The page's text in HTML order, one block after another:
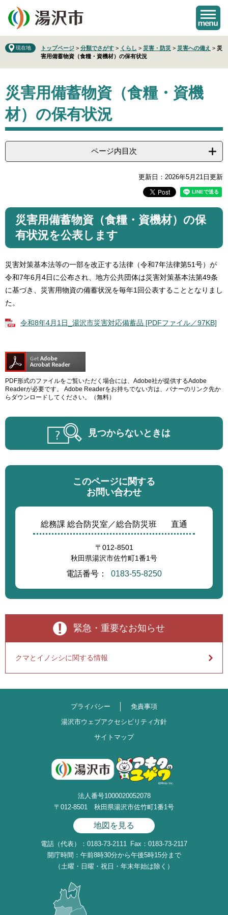
の
先
で
。
ー
を
ば
て
本
文
現在地 トップページ > 分類でさがす > くらし > 災害・防災 > 災害への備え > 災
害用備蓄物資（食糧・資機材）の保有状況
文
災害用備蓄物資（食糧・資機
材）の保有状況
ページ内目次
更新日：2026年5月21日更新
災害用備蓄物資（食糧・資機材）の保
有状況を公表します
災害対策基本法等の一部を改正する法律（令和7年法律第51号）が
令和7年6月4日に公布され、地方公共団体は災害対策基本法第49条
に基づき、災害用物資の備蓄状況を毎年1回公表することとなりまし
た。
令和8年4月1日_湯沢市災害対応備蓄品 [PDFファイル／97KB]
PDF形式のファイルをご覧いただく場合には、Adobe社が提供するAdobe
Readerが必要です。
Adobe Readerをお持ちでない方は、バナーのリンク先か
らダウンロードしてください。（無料）
見つからないときは
このページに関する
お問い合わせ
総務課 総合防災室／総合防災班 直通
〒012-8501
秋田県湯沢市佐竹町1番1号
電話番号： 0183-55-8250
緊急・重要なお知らせ
クマとイノシシに関する情報
プライバシー
免責事項
湯沢市ウェブアクセシビリティ方針
サイトマップ
法人番号1000020052078
〒012-8501 秋田県湯沢市佐竹町1番1号
地図を見る
電話（代表）：0183-73-2111 Fax：0183-73-2117
開庁時間：午前8時30分から午後5時15分まで
（土曜・日曜・祝日・年末年始は除く）